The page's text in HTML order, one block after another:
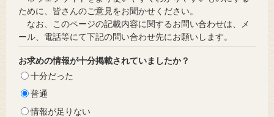
ために、皆さんのご意見をお聞かせください。
なお、このページの記載内容に関するお問い合わせは、メ
ール、電話等にて下記の問い合わせ先にお願いします。
お求めの情報が十分掲載されていましたか？
十分だった
普通
情報が足りない